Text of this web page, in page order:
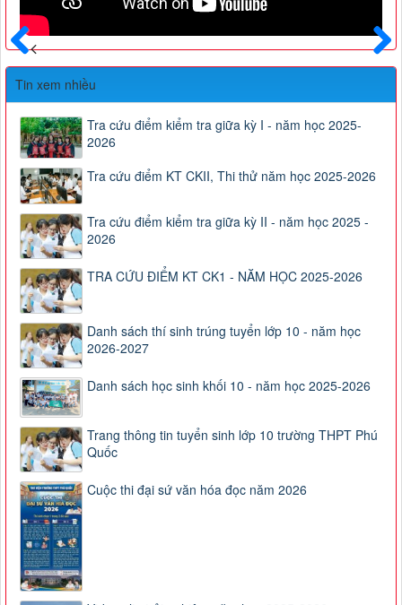
Sau
Trước
Tin xem nhiều
Tra cứu điểm kiểm tra giữa kỳ I - năm học 2025-
2026
Tra cứu điểm KT CKII, Thi thử năm học 2025-2026
Tra cứu điểm kiểm tra giữa kỳ II - năm học 2025 -
2026
TRA CỨU ĐIỂM KT CK1 - NĂM HỌC 2025-2026
Danh sách thí sinh trúng tuyển lớp 10 - năm học
2026-2027
Danh sách học sinh khối 10 - năm học 2025-2026
Trang thông tin tuyển sinh lớp 10 trường THPT Phú
Quốc
Cuộc thi đại sứ văn hóa đọc năm 2026